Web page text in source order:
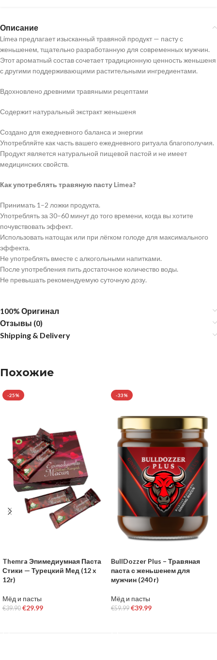
Описание
Limea предлагает изысканный травяной продукт — пасту с
женьшенем, тщательно разработанную для современных мужчин.
Этот ароматный состав сочетает традиционную ценность женьшеня
с другими поддерживающими растительными ингредиентами.
Вдохновлено древними травяными рецептами
Содержит натуральный экстракт женьшеня
Создано для ежедневного баланса и энергии
Употребляйте как часть вашего ежедневного ритуала благополучия.
Продукт является натуральной пищевой пастой и не имеет
медицинских свойств.
Как употреблять травяную пасту Limea?
Принимать 1–2 ложки продукта.
Употреблять за 30–60 минут до того времени, когда вы хотите
почувствовать эффект.
Использовать натощак или при лёгком голоде для максимального
эффекта.
Не употреблять вместе с алкогольными напитками.
После употребления пить достаточное количество воды.
Не превышать рекомендуемую суточную дозу.
100% Оригинал
Отзывы (0)
Shipping & Delivery
Похожие
-25%
Themra Эпимедиумная Паста
Стики — Турецкий Мед (12 x
12г)
Мёд и пасты
€39.90 €29.99
-33%
BullDozzer Plus – Травяная
паста с женьшенем для
мужчин (240 г)
Мёд и пасты
€59.99 €39.99